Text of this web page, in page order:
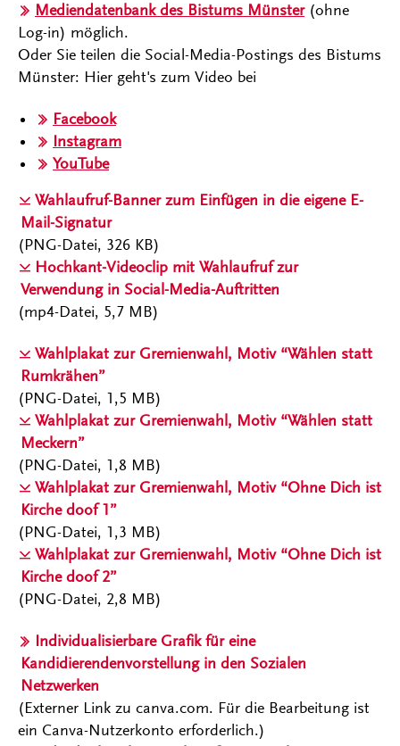
Mediendatenbank des Bistums Münster(ohne
Log-in) möglich.
Oder Sie teilen die Social-Media-Postings des Bistums
Münster: Hier geht's zum Video bei
Facebook
Instagram
YouTube
Wahlaufruf-Banner zum Einfügen in die eigene E-
Mail-Signatur
(PNG-Datei, 326 KB)
Hochkant-Videoclip mit Wahlaufruf zur
Verwendung in Social-Media-Auftritten
(mp4-Datei, 5,7 MB)
Wahlplakat zur Gremienwahl, Motiv “Wählen statt
Rumkrähen”
(PNG-Datei, 1,5 MB)
Wahlplakat zur Gremienwahl, Motiv “Wählen statt
Meckern”
(PNG-Datei, 1,8 MB)
Wahlplakat zur Gremienwahl, Motiv “Ohne Dich ist
Kirche doof 1”
(PNG-Datei, 1,3 MB)
Wahlplakat zur Gremienwahl, Motiv “Ohne Dich ist
Kirche doof 2”
(PNG-Datei, 2,8 MB)
Individualisierbare Grafik für eine
Kandidierendenvorstellung in den Sozialen
Netzwerken
(Externer Link zu canva.com. Für die Bearbeitung ist
ein Canva-Nutzerkonto erforderlich.)